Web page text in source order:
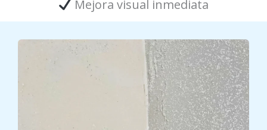
Mejora visual inmediata